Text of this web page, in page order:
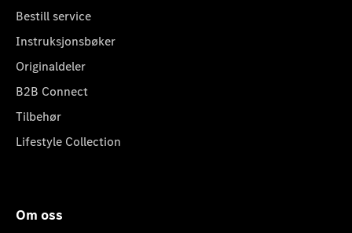
Bestill service
Instruksjonsbøker
Originaldeler
B2B Connect
Tilbehør
Lifestyle Collection
Om oss